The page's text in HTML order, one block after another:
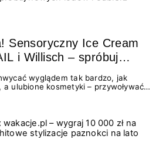
Sensoryczny Ice Cream
i Willisch – spróbuj
prezent!
wyglądem tak bardzo, jak
ulubione kosmetyki – przywoływać
deserów to coś więcej niż
kolor, aksamitną teksturę,
akcent na podniebieniu. Tego lata
Willisch, tworząc unikalny projekt